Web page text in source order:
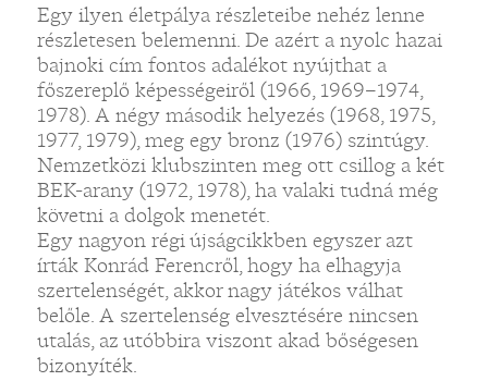
Egy ilyen életpálya részleteibe nehéz lenne
részletesen belemenni. De azért a nyolc hazai
bajnoki cím fontos adalékot nyújthat a
főszereplő képességeiről (1966, 1969–1974,
1978). A négy második helyezés (1968, 1975,
1977, 1979), meg egy bronz (1976) szintúgy.
Nemzetközi klubszinten meg ott csillog a két
BEK-arany (1972, 1978), ha valaki tudná még
követni a dolgok menetét.
Egy nagyon régi újságcikkben egyszer azt
írták Konrád Ferencről, hogy ha elhagyja
szertelenségét, akkor nagy játékos válhat
belőle. A szertelenség elvesztésére nincsen
utalás, az utóbbira viszont akad bőségesen
bizonyíték.